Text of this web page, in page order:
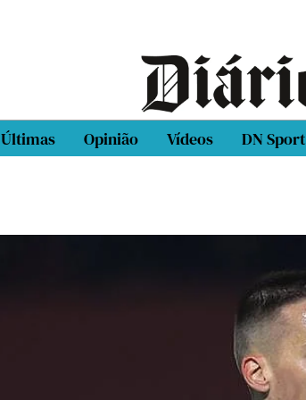
Últimas Opinião Vídeos DN Sport